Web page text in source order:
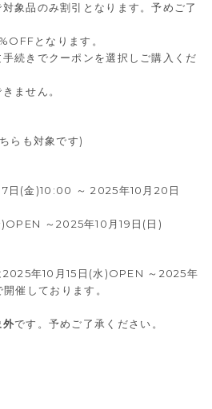
象品のみ割引となります。予めご了
となります。
続きでクーポンを選択しご購入くだ
ません。
らも対象です)
日(金)10:00 ～ 2025年10月20日
～2025年10月19日(日)
年10月15日(水)OPEN ～2025年
催しております。
外です。予めご了承ください。